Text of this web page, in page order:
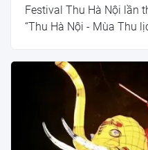
Festival Thu Hà Nội lần
“Thu Hà Nội - Mùa Thu